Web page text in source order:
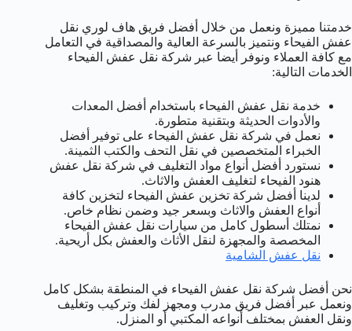
خدمتنا مميزة ونعمل من خلال أفضل فريق هاف لوري نقل
عفش الفيحاء ونتميز بالسرعة العالية والمصداقية في التعامل
مع كافة العملاء ونوفر أيضا عبر شركة نقل عفش الفيحاء
الخدمات التالية:
خدمة نقل عفش الفيحاء باستخدام أفضل المعدات
والأدوات الحديثة وبتقنية متطورة.
نعمل في شركة نقل عفش الفيحاء على توفير أفضل
الخبراء المتخصصين في نقل التحف والكتب الثمينة.
نستورد أفضل أنواع مواد التغليف في شركة نقل عفش
هنود الفيحاء لتغليف العفش والاثاث.
لدينا أفضل شركة تخزين عفش الفيحاء لتخزين كافة
أنواع العفش والاثاث وبسعر جيد وضمن نظام خاص.
نمتلك أسطول كامل من سيارات نقل عفش الفيحاء
المخصصة والمجهزة لنقل الأثاث والعفش بكل أريحية.
نقل عفش الشامية
نحن أفضل شركة نقل عفش الفيحاء في المنطقة بشكل كامل
ونعمل عبر أفضل فريق مدرب ومجهز لفك وتركيب وتغليف
ونقل العفش بمختلف أنواعه المكتبي أو المنزل.